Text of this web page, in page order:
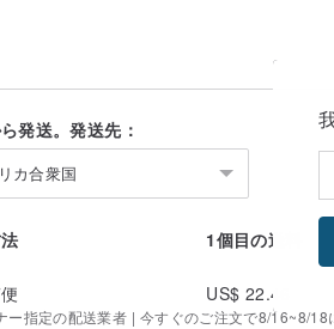
発送。発送先：
カ合衆国
1個目の送料
US$ 22.46
ー指定の配送業者 | 今すぐのご注文で8/16~8/